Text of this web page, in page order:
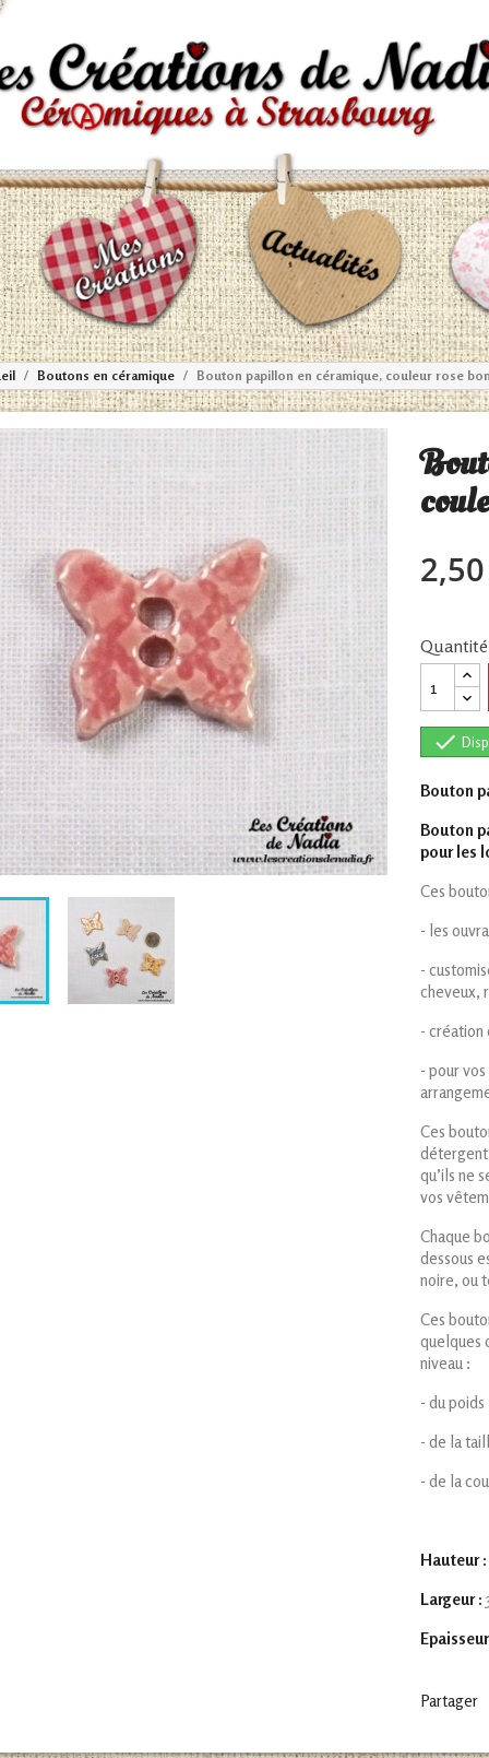
Boutons en céramique Bouton papillon en céramique, couleur rose
Quantité

Bouton
Bouton
pour les
Ces
- les
-
cheveux,
- création
- pour
Ces
qu’ils ne
vos
Chaque
dessous
noire, ou
Ces
quelques
niveau :
-
- de la
- de la
Hauteur :
Largeur :
Partager